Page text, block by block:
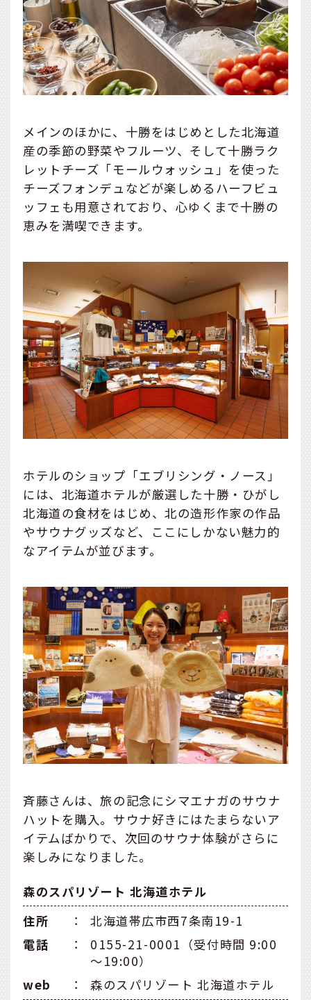
メインのほかに、十勝をはじめとした北海道
産の季節の野菜やフルーツ、そして十勝ラク
レットチーズ「モールウォッシュ」を使った
チーズフォンデュなどが楽しめるハーフビュ
ッフェも用意されており、心ゆくまで十勝の
恵みを満喫できます。
ホテルのショップ「エブリシング・ノース」
には、北海道ホテルが厳選した十勝・ひがし
北海道の食材をはじめ、北の造形作家の作品
やサウナグッズなど、ここにしかない魅力的
なアイテムが並びます。
斉藤さんは、旅の記念にシマエナガのサウナ
ハットを購入。サウナ好きにはたまらないア
イテムばかりで、次回のサウナ体験がさらに
楽しみになりました。
森のスパリゾート 北海道ホテル
住所
：
北海道帯広市西7条南19-1
電話
：
0155-21-0001（受付時間 9:00
～19:00）
web
： 森のスパリゾート 北海道ホテル